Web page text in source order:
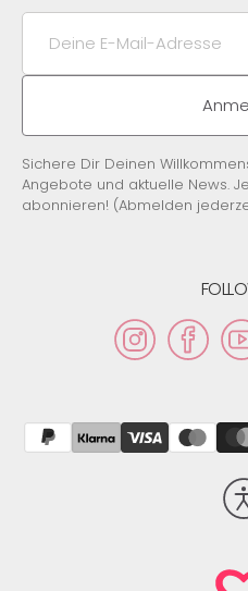
Deine
Mail-
Sichere Dir Deinen
Angebote und aktuelle News.
abonnieren! (Abmelden
InstagramFacebook